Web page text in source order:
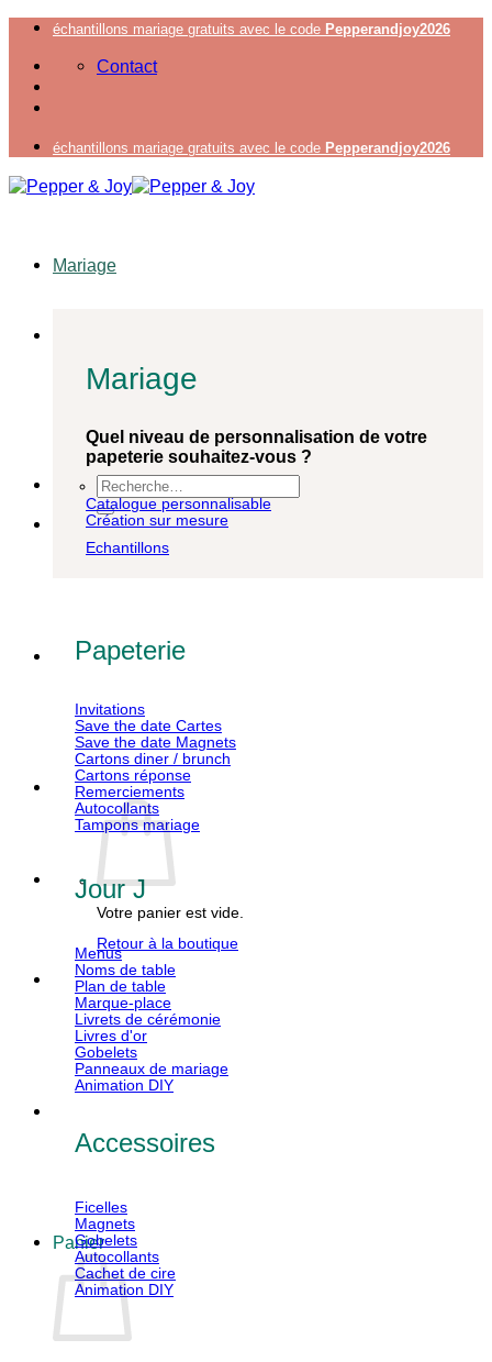
Passer
contenu
échantillons mariage gratuits avec le code Pepperandjoy2026
Contact
échantillons mariage gratuits avec le code Pepperandjoy2026
Recherche
pour :
Votre panier est vide.
Retour à la boutique
Panier
Mariage
Mariage
Quel niveau de personnalisation de votre
papeterie souhaitez-vous ?
Catalogue personnalisable
Création sur mesure
Echantillons
Papeterie
Invitations
Save the date Cartes
Save the date Magnets
Cartons diner / brunch
Cartons réponse
Remerciements
Autocollants
Tampons mariage
Jour J
Menus
Noms de table
Plan de table
Marque-place
Livrets de cérémonie
Livres d'or
Gobelets
Panneaux de mariage
Animation DIY
Accessoires
Ficelles
Magnets
Gobelets
Autocollants
Cachet de cire
Animation DIY